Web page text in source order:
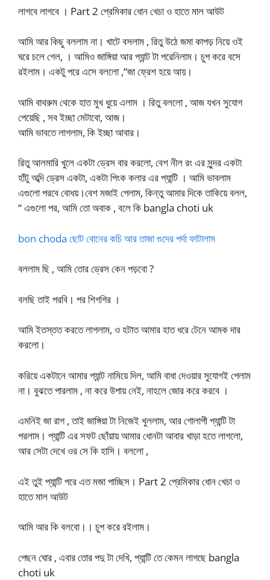
লাগবে লাগবে । Part 2 প্রেমিকার ধোন খেচা ও হাতে মাল আউট
আমি আর কিছু বললাম না। খাটে বসলাম , রিতু উঠে জমা কাপড় নিয়ে ওই
ঘরে চলে গেল, । আমিও জাঙ্গিয়া আর প্যান্ট টা পরেনিলাম। চুপ করে বসে
রইলাম। একটু পরে এসে বললো ,“জা ফ্রেশ হয়ে আয়।
আমি বাথরুম থেকে হাত মুখ ধুয়ে এলাম । রিতু বললো , আজ যখন সুযোগ
পেয়েছি , সব ইচ্ছা মেটাবো, আজ।
আমি ভাবতে লাগলাম, কি ইচ্ছা আবার।
রিতু আলমারি খুলে একটা ড্রেস বার করলো, বেশ নীল রং এর সুন্দর একটা
হাঁটু অব্দি ড্রেস একটা, একটা পিংক কলার এর প্যান্টি । আমি ভাবলাম
এগুলো পরবে বোধয়।বেশ মজাই পেলাম, কিন্তু আমার দিকে তাকিয়ে বলল,
“ এগুলো পর, আমি তো অবাক , বলে কি bangla choti uk
bon choda ছোট বোনের কচি আর তাজা গুদের পর্দা ফাটালাম
বললাম ছি , আমি তোর ড্রেস কেন পড়বো ?
বলছি তাই পরবি। পর শিগগির ।
আমি ইতস্তত করতে লাগলাম, ও হটাত আমার হাত ধরে টেনে আমক দার
করলো।
করিয়ে একটানে আমার প্যান্ট নামিয়ে দিল, আমি বাধা দেওয়ার সুযোগই পেলাম
না। বুঝতে পারলাম , না করে উপায় নেই, নাহলে জোর করে করবে ।
এমনিই জা রাগ , তাই জাঙ্গিয়া টা নিজেই খুললাম, আর গোলাপী প্যান্টি টা
পরলাম। প্যান্টি এর সফট ছোঁয়ায় আমার ধোনটা আবার খাড়া হতে লাগলো,
আর সেটা দেখে ওর সে কি হাসি। বললো ,
এই তুই প্যান্টি পরে এত মজা পাচ্ছিস। Part 2 প্রেমিকার ধোন খেচা ও
হাতে মাল আউট
আমি আর কি বলবো।। চুপ করে রইলাম।
পেছন ঘোর , এবার তোর পদু টা দেখি, প্যান্টি তে কেমন লাগছে bangla
choti uk